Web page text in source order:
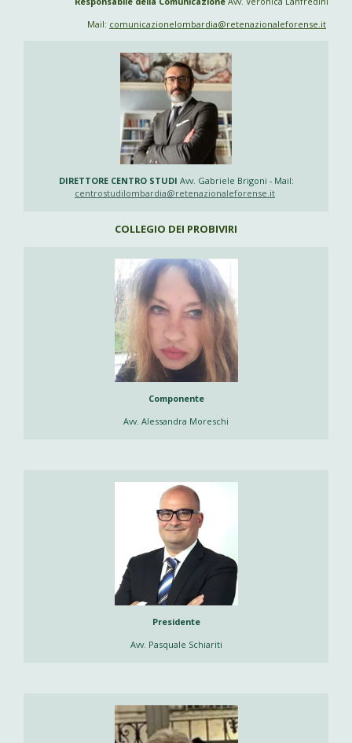
Mail: comunicazionelombardia@retenazionaleforense.it
DIRETTORE CENTRO STUDI Avv. Gabriele Brigoni - Mail:
centrostudilombardia@retenazionaleforense.it
COLLEGIO DEI PROBIVIRI
Componente
Avv. Alessandra Moreschi
Presidente
Avv. Pasquale Schiariti